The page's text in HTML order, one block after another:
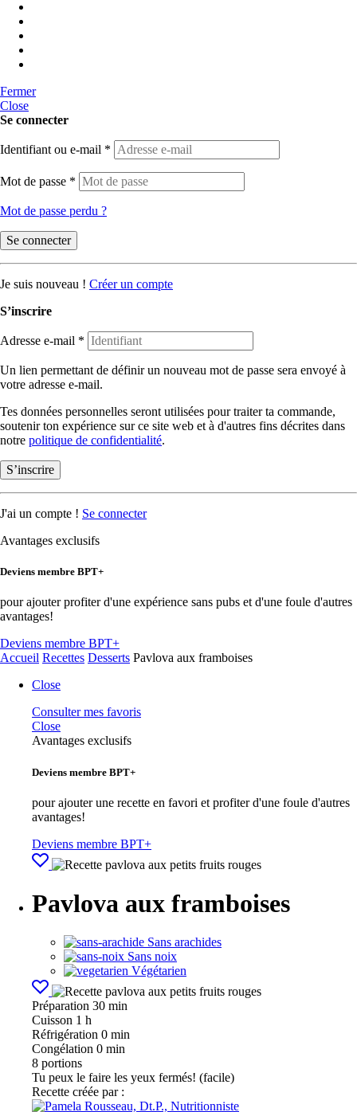
Fermer
Close
Se connecter
Identifiant ou e-mail *
Mot de passe *
Mot de passe perdu ?
Se connecter
Je suis nouveau ! Créer un compte
S’inscrire
Adresse e-mail *
Un lien permettant de définir un nouveau mot de passe sera envoyé à
votre adresse e-mail.
Tes données personnelles seront utilisées pour traiter ta commande,
soutenir ton expérience sur ce site web et à d'autres fins décrites dans
notre politique de confidentialité.
S’inscrire
J'ai un compte ! Se connecter
Avantages exclusifs
Deviens membre BPT+
pour ajouter profiter d'une expérience sans pubs et d'une foule d'autres
avantages!
Deviens membre BPT+
Accueil Recettes Desserts Pavlova aux framboises
Close
Consulter mes favoris
Close
Avantages exclusifs
Deviens membre BPT+
pour ajouter une recette en favori et profiter d'une foule d'autres
avantages!
Deviens membre BPT+
Pavlova aux framboises
Sans arachides
Sans noix
Végétarien
Préparation 30 min
Cuisson 1 h
Réfrigération 0 min
Congélation 0 min
8 portions
Tu peux le faire les yeux fermés! (facile)
Recette créée par :